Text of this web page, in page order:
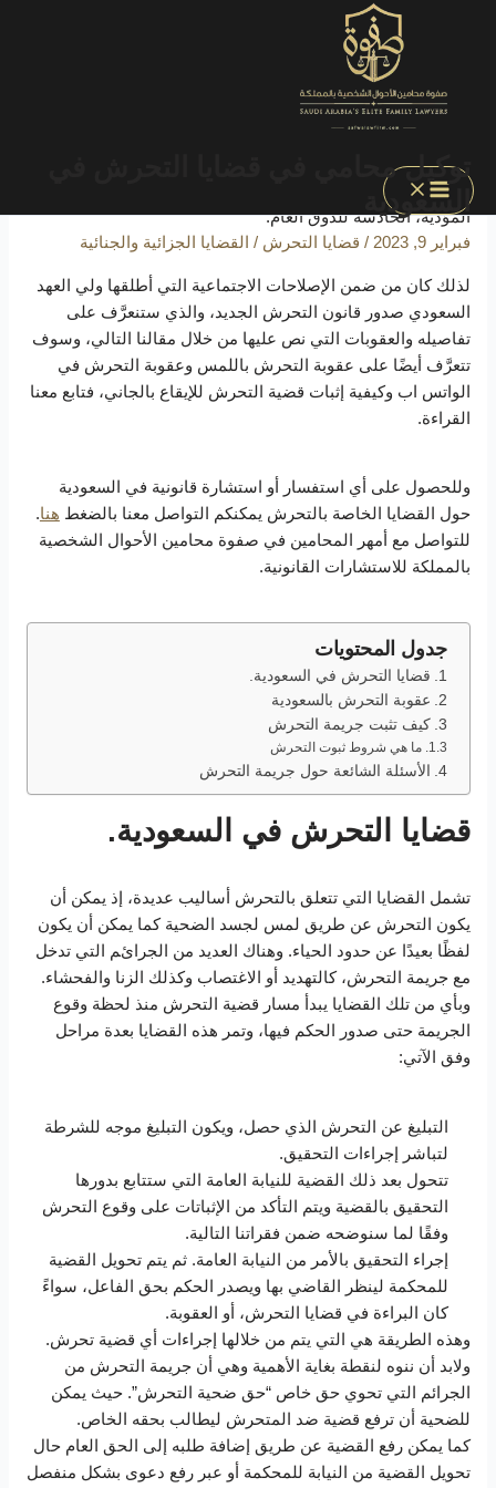
التصنيفات»
قضايا التحرش في السعودية
توكيل محامي في قضايا التحرش في
السعودية
فبراير 9, 2023 / قضايا التحرش / القضايا الجزائية والجنائية
إنَّقضايا التحرش
إلا صاحبه وإنَّ المجتمع وخاصةً السعودية يرفض تلك الممارسات
المؤذية، الخادشة للذوق العام.
لذلك كان من ضمن الإصلاحات الاجتماعية التي أطلقها ولي العهد
السعودي صدور قانون التحرش الجديد، والذي ستنعرَّف على
تفاصيله والعقوبات التي نص عليها من خلال مقالنا التالي، وسوف
تتعرَّف أيضًا على عقوبة التحرش باللمس وعقوبة التحرش في
الواتس اب وكيفية إثبات قضية التحرش للإيقاع بالجاني، فتابع معنا
القراءة.
وللحصول على أي استفسار أو استشارة قانونية في السعودية
حول القضايا الخاصة بالتحرش يمكنكم التواصل معنا بالضغط هنا.
للتواصل مع أمهر المحامين في صفوة محامين الأحوال الشخصية
بالمملكة للاستشارات القانونية.
جدول المحتويات
قضايا التحرش في السعودية.
عقوبة التحرش بالسعودية
كيف تثبت جريمة التحرش
ما هي شروط ثبوت التحرش
الأسئلة الشائعة حول جريمة التحرش
قضايا التحرش في السعودية.
تشمل القضايا التي تتعلق بالتحرش أساليب عديدة، إذ يمكن أن
يكون التحرش عن طريق لمس لجسد الضحية كما يمكن أن يكون
لفظًا بعيدًا عن حدود الحياء. وهناك العديد من الجرائم التي تدخل
مع جريمة التحرش، كالتهديد أو الاغتصاب وكذلك الزنا والفحشاء.
وبأي من تلك القضايا يبدأ مسار قضية التحرش منذ لحظة وقوع
الجريمة حتى صدور الحكم فيها، وتمر هذه القضايا بعدة مراحل
وفق الآتي:
التبليغ عن التحرش الذي حصل، ويكون التبليغ موجه للشرطة
لتباشر إجراءات التحقيق.
تتحول بعد ذلك القضية للنيابة العامة التي ستتابع بدورها
التحقيق بالقضية ويتم التأكد من الإثباتات على وقوع التحرش
وفقًا لما سنوضحه ضمن فقراتنا التالية.
إجراء التحقيق بالأمر من النيابة العامة. ثم يتم تحويل القضية
للمحكمة لينظر القاضي بها ويصدر الحكم بحق الفاعل، سواءً
كان البراءة في قضايا التحرش، أو العقوبة.
وهذه الطريقة هي التي يتم من خلالها إجراءات أي قضية تحرش.
ولابد أن ننوه لنقطة بغاية الأهمية وهي أن جريمة التحرش من
الجرائم التي تحوي حق خاص “حق ضحية التحرش”. حيث يمكن
للضحية أن ترفع قضية ضد المتحرش ليطالب بحقه الخاص.
كما يمكن رفع القضية عن طريق إضافة طلبه إلى الحق العام حال
تحويل القضية من النيابة للمحكمة أو عبر رفع دعوى بشكل منفصل